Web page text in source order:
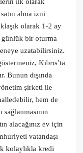
alma izni
olarak 1-2 ay
günlük bir oturma
uzatabilirsiniz.
Kıbrıs’ta
Bunun dışında
şirketi ile
hem de
alacağınız ev için
vatandaşı
kolaylıkla kredi